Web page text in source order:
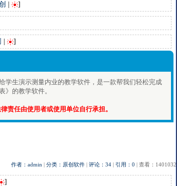
]
]
学生演示测量内业的教学软件，是一款帮我们轻松完成
》的教学软件。
责任由使用者或使用单位自行承担。
作者：admin | 分类：原创软件 | 评论：34 | 引用：0 | 查看：1401032
]